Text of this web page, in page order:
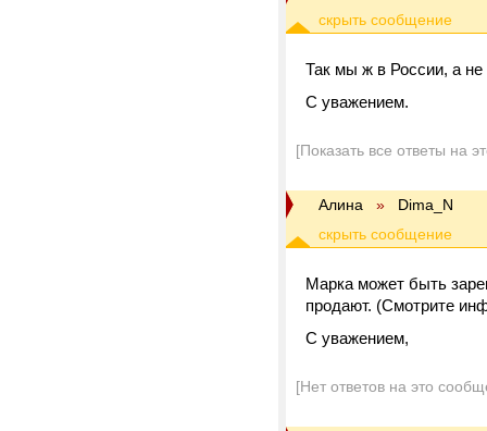
Так мы ж в России, а
С уважением.
[Показать все ответы на
Алина » Dima_N
Марка может быть
продают. (Смотрите
С уважением,
[Нет ответов на это